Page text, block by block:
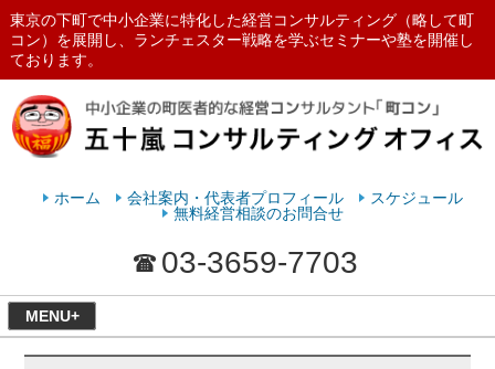
東京の下町で中小企業に特化した経営コンサルティング（略して町
コン）を展開し、ランチェスター戦略を学ぶセミナーや塾を開催し
ております。
ランチェスターの法則を学ぶなら
ホーム 会社案内・代表者プロフィール
スケジュール
無料経営相談のお問合せ
03-3659-7703
MENU+